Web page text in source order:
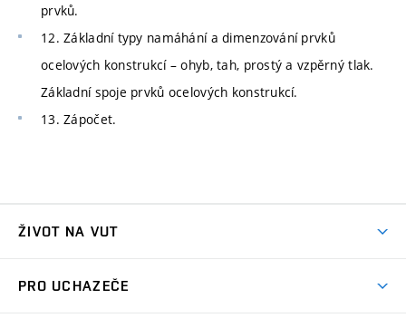
prvků.
12. Základní typy namáhání a dimenzování prvků
ocelových konstrukcí – ohyb, tah, prostý a vzpěrný tlak.
Základní spoje prvků ocelových konstrukcí.
13. Zápočet.
ŽIVOT NA VUT
PRO UCHAZEČE